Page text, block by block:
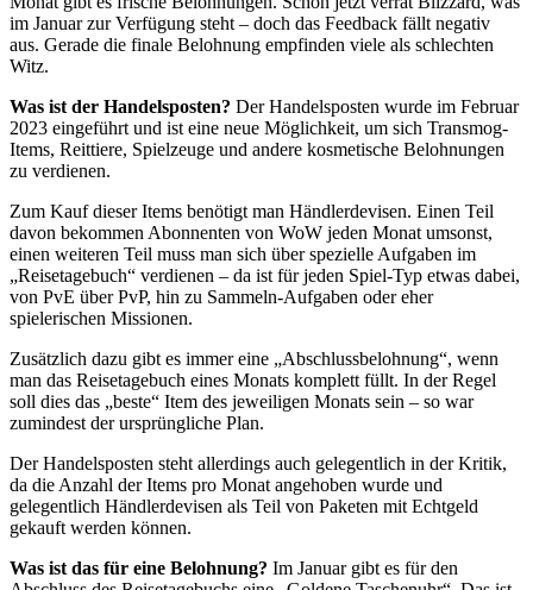
im Januar zur Verfügung steht – doch das Feedback fällt negativ
aus. Gerade die finale Belohnung empfinden viele als schlechten
Witz.
Was ist der Handelsposten? Der Handelsposten wurde im Februar
2023 eingeführt und ist eine neue Möglichkeit, um sich Transmog-
Items, Reittiere, Spielzeuge und andere kosmetische Belohnungen
zu verdienen.
Zum Kauf dieser Items benötigt man Händlerdevisen. Einen Teil
davon bekommen Abonnenten von WoW jeden Monat umsonst,
einen weiteren Teil muss man sich über spezielle Aufgaben im
„Reisetagebuch“ verdienen – da ist für jeden Spiel-Typ etwas dabei,
von PvE über PvP, hin zu Sammeln-Aufgaben oder eher
spielerischen Missionen.
Zusätzlich dazu gibt es immer eine „Abschlussbelohnung“, wenn
man das Reisetagebuch eines Monats komplett füllt. In der Regel
soll dies das „beste“ Item des jeweiligen Monats sein – so war
zumindest der ursprüngliche Plan.
Der Handelsposten steht allerdings auch gelegentlich in der Kritik,
da die Anzahl der Items pro Monat angehoben wurde und
gelegentlich Händlerdevisen als Teil von Paketen mit Echtgeld
gekauft werden können.
Was ist das für eine Belohnung? Im Januar gibt es für den